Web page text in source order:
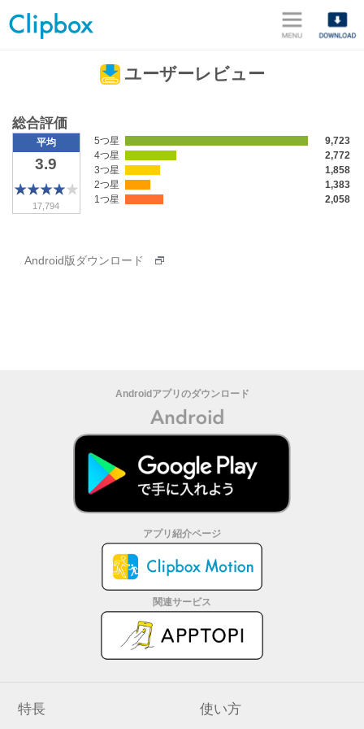
ユーザーレビュー
総合評価
平均
3.9
17,794
5つ星
9,723
4つ星
2,772
3つ星
1,858
2つ星
1,383
1つ星
2,058
Android版ダウンロード
Androidアプリのダウンロード
アプリ紹介ページ
関連サービス
特長 使い方